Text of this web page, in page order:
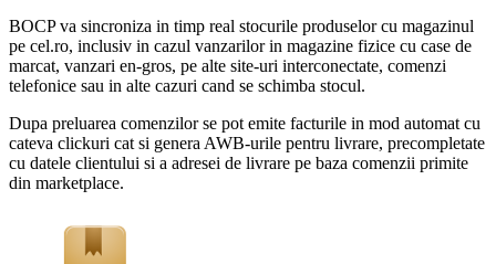
BOCP va sincroniza in timp real stocurile produselor cu magazinul
pe cel.ro, inclusiv in cazul vanzarilor in magazine fizice cu case de
marcat, vanzari en-gros, pe alte site-uri interconectate, comenzi
telefonice sau in alte cazuri cand se schimba stocul.
Dupa preluarea comenzilor se pot emite facturile in mod automat cu
cateva clickuri cat si genera AWB-urile pentru livrare, precompletate
cu datele clientului si a adresei de livrare pe baza comenzii primite
din marketplace.